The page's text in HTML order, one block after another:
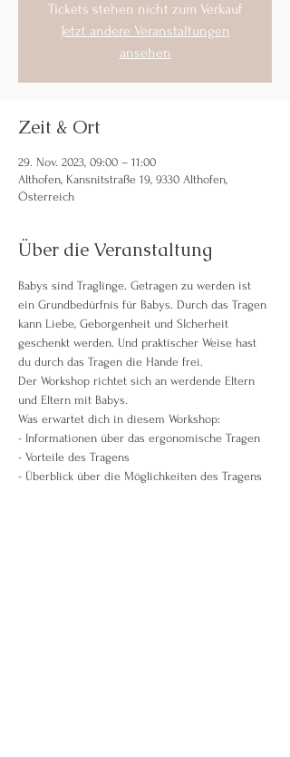
Tickets stehen nicht zum Verkauf
Jetzt andere Veranstaltungen
ansehen
Zeit & Ort
29. Nov. 2023, 09:00 – 11:00
Althofen, Kansnitstraße 19, 9330 Althofen,
Österreich
Über die Veranstaltung
Babys sind Traglinge. Getragen zu werden ist
ein Grundbedürfnis für Babys. Durch das Tragen
kann Liebe, Geborgenheit und SIcherheit
geschenkt werden. Und praktischer Weise hast
du durch das Tragen die Hände frei.
Der Workshop richtet sich an werdende Eltern
und Eltern mit Babys.
Was erwartet dich in diesem Workshop:
- Informationen über das ergonomische Tragen
- Vorteile des Tragens
- Überblick über die Möglichkeiten des Tragens